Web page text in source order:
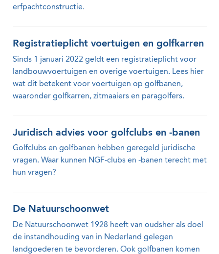
erfpachtconstructie.
Registratieplicht voertuigen en golfkarren
Sinds 1 januari 2022 geldt een registratieplicht voor
landbouwvoertuigen en overige voertuigen. Lees hier
wat dit betekent voor voertuigen op golfbanen,
waaronder golfkarren, zitmaaiers en paragolfers.
Juridisch advies voor golfclubs en -banen
Golfclubs en golfbanen hebben geregeld juridische
vragen. Waar kunnen NGF-clubs en -banen terecht met
hun vragen?
De Natuurschoonwet
De Natuurschoonwet 1928 heeft van oudsher als doel
de instandhouding van in Nederland gelegen
landgoederen te bevorderen. Ook golfbanen komen